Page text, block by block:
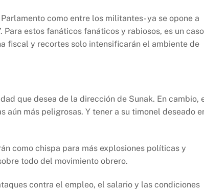
como entre los militantes- ya se opone a
Para estos fanáticos fanáticos y rabiosos, es un caso
fiscal y recortes solo intensificarán el ambiente de
que desea de la dirección de Sunak. En cambio,
más peligrosas. Y tener a su timonel deseado
como chispa para más explosiones políticas y
todo del movimiento obrero.
contra el empleo, el salario y las condiciones